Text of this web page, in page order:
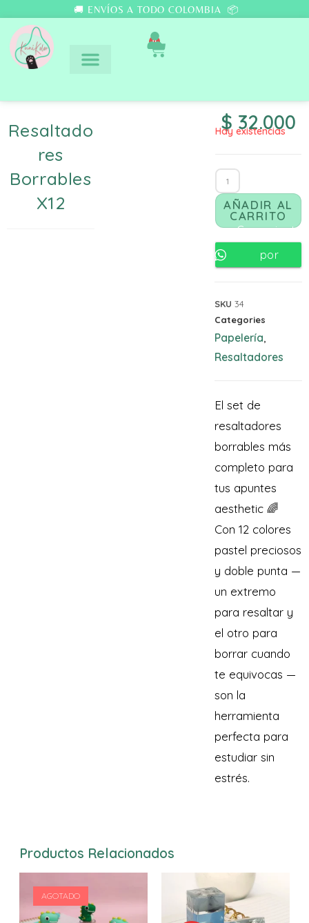
🚚 ENVÍOS A TODO COLOMBIA 📦
0
Resaltado
Res
Borrables
X12
$ 32.000
Hay existencias
AÑADIR AL
CARRITO
Comunicate
por
SKU 34
Categories
Papelería
Resaltadores
El set de
resaltadores
borrables más
completo para
tus apuntes
aesthetic 🌈
Con 12 colores
pastel preciosos
y doble punta —
un extremo
para resaltar y
el otro para
borrar cuando
te equivocas —
son la
herramienta
perfecta para
estudiar sin
estrés.
Productos Relacionados
AGOTADO